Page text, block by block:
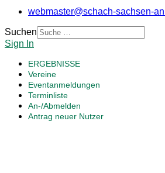
webmaster@schach-sachsen-
Suchen
Sign In
ERGEBNISSE
Vereine
Eventanmeldungen
Terminliste
An-/Abmelden
Antrag neuer Nutzer